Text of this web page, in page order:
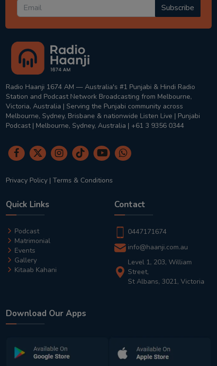
Subscribe
Radio Haanji 1674 AM — Australia's #1 Punjabi & Hindi Radio
Station and Podcast Network Broadcasting from Melbourne,
Victoria, Australia | Serving the Punjabi community across
Melbourne, Sydney, Brisbane & nationwide Listen Live | Punjabi
Podcast | Melbourne, Sydney, Australia | +61 3 9356 0344
Privacy Policy | Terms & Conditions
Quick Links
Podcast
Matrimonial
Events
Gallery
Kitaab Kahani
Contact
0447171674
info@haanji.com.au
Level 1, 203, William
Street,
St Albans, 3021, Victoria
Download Our Apps